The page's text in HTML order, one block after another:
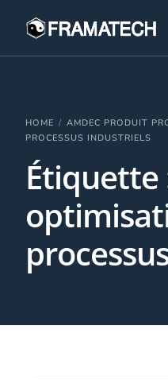
HOME AMDEC PRODUIT
PROCESSUS INDUSTRIELS
Étiquette
Formations
Performance
Stratégies